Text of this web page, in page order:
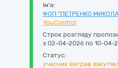
Ім'я:
ФОП "ПЕТРЕНКО
YouControl
Строк розгляду
з 02-04-2026 по 10-04-
Статус:
учасник виграв